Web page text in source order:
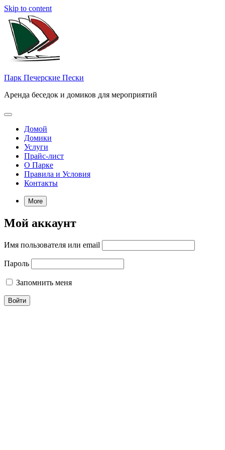
Skip to content
Парк Печерские Пески
Аренда беседок и домиков для мероприятий
Домой
Домики
Услуги
Прайс-лист
О Парке
Правила и Условия
Контакты
More
Мой аккаунт
Имя пользователя или email
Пароль
Запомнить меня